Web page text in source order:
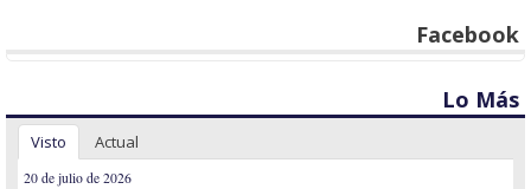
Facebook
Lo Más
Visto Actual
20 de julio de 2026